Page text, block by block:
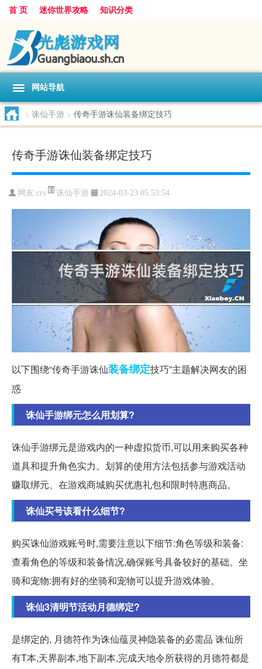
首 页 迷你世界攻略 知识分类
网站导航
> 诛仙手游 > 传奇手游诛仙装备绑定技巧
传奇手游诛仙装备绑定技巧
网友:crs 诛仙手游 2024-03-23 05:53:54
以下围绕“传奇手游诛仙装备绑定技巧”主题解决网友的困
惑
诛仙手游绑元怎么用划算?
诛仙手游绑元是游戏内的一种虚拟货币,可以用来购买各种
道具和提升角色实力。划算的使用方法包括参与游戏活动
赚取绑元、在游戏商城购买优惠礼包和限时特惠商品。
诛仙买号该看什么细节?
购买诛仙游戏账号时,需要注意以下细节:角色等级和装备:
查看角色的等级和装备情况,确保账号具备较好的基础。坐
骑和宠物:拥有好的坐骑和宠物可以提升游戏体验。
诛仙3清明节活动月德绑定?
是绑定的, 月德符作为诛仙蕴灵神隐装备的必需品 诛仙所
有T本,天界副本,地下副本,完成天地令所获得的月德符都是